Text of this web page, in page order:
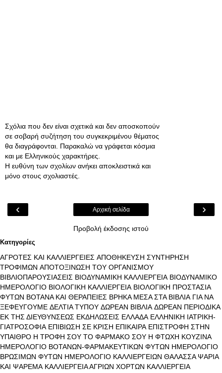
Σχόλια που δεν είναι σχετικά και δεν αποσκοπούν
σε σοβαρή συζήτηση του συγκεκριμένου θέματος
θα διαγράφονται. Παρακαλώ να γράφεται κόσμια
και με Ελληνικούς χαρακτήρες.
Η ευθύνη των σχολίων ανήκει αποκλειστικά και
μόνο στους σχολιαστές.
‹ ›
Αρχική σελίδα
Προβολή έκδοσης ιστού
Κατηγορίες
ΑΓΡΟΤΕΣ ΚΑΙ ΚΑΛΛΙΕΡΓΕΙΕΣ ΑΠΟΘΗΚΕΥΣΗ ΣΥΝΤΗΡΗΣΗ
ΤΡΟΦΙΜΩΝ ΑΠΟΤΟΞΙΝΩΣΗ ΤΟΥ ΟΡΓΑΝΙΣΜΟΥ
ΒΙΒΛΙΟΠΑΡΟΥΣΙΑΣΕΙΣ ΒΙΟΔΥΝΑΜΙΚΗ ΚΑΛΛΙΕΡΓΕΙΑ ΒΙΟΔΥΝΑΜΙΚΟ
ΗΜΕΡΟΛΟΓΙΟ ΒΙΟΛΟΓΙΚΗ ΚΑΛΛΙΕΡΓΕΙΑ ΒΙΟΛΟΓΙΚΗ ΠΡΟΣΤΑΣΙΑ
ΦΥΤΩΝ ΒΟΤΑΝΑ ΚΑΙ ΘΕΡΑΠΕΙΕΣ ΒΡΗΚΑ ΜΕΣΑ ΣΤΑ ΒΙΒΛΙΑ ΓΙΑ ΝΑ
ΞΕΦΕΥΓΟΥΜΕ ΔΕΛΤΙΑ ΤΥΠΟΥ ΔΩΡΕΑΝ ΒΙΒΛΙΑ ΔΩΡΕΑΝ ΠΕΡΙΟΔΙΚΑ
ΕΚ ΤΗΣ ΔΙΕΥΘΥΝΣΕΩΣ ΕΚΔΗΛΩΣΕΙΣ ΕΛΛΑΔΑ ΕΛΛΗΝΙΚΗ ΙΑΤΡΙΚΗ-
ΓΙΑΤΡΟΣΟΦΙΑ ΕΠΙΒΙΩΣΗ ΣΕ ΚΡΙΣΗ ΕΠΙΚΑΙΡΑ ΕΠΙΣΤΡΟΦΗ ΣΤΗΝ
ΥΠΑΙΘΡΟ Η ΤΡΟΦΗ ΣΟΥ ΤΟ ΦΑΡΜΑΚΟ ΣΟΥ Η ΦΤΩΧΗ ΚΟΥΖΙΝΑ
ΗΜΕΡΟΛΟΓΙΟ ΒΟΤΑΝΩΝ-ΦΑΡΜΑΚΕΥΤΙΚΩΝ ΦΥΤΩΝ ΗΜΕΡΟΛΟΓΙΟ
ΒΡΩΣΙΜΩΝ ΦΥΤΩΝ ΗΜΕΡΟΛΟΓΙΟ ΚΑΛΛΙΕΡΓΕΙΩΝ ΘΑΛΑΣΣΑ ΨΑΡΙΑ
ΚΑΙ ΨΑΡΕΜΑ ΚΑΛΛΙΕΡΓΕΙΑ ΑΓΡΙΩΝ ΧΟΡΤΩΝ ΚΑΛΛΙΕΡΓΕΙΑ